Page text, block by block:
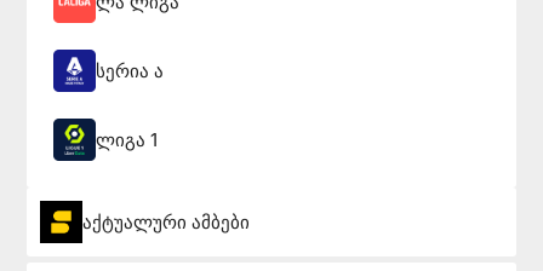
სერია ა
ლიგა 1
აქტუალური ამბები